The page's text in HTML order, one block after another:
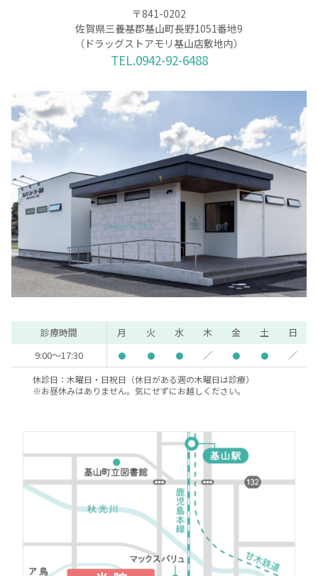
〒841-0202
佐賀県三養基郡基山町長野1051番地9
（ドラッグストアモリ基山店敷地内）
TEL.0942-92-6488
診療時間 月 火 水 木 金 土
日
9:00～17:30
● ● ● ／ ● ● ／
休診日：木曜日・日祝日（休日がある週の木曜日は診療）
※お昼休みはありません。気にせずにお越しください。